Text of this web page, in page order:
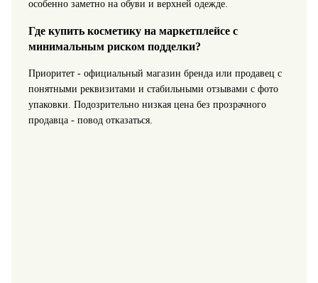
особенно заметно на обуви и верхней одежде.
Где купить косметику на маркетплейсе с
минимальным риском подделки?
Приоритет - официальный магазин бренда или продавец с
понятными реквизитами и стабильными отзывами с фото
упаковки. Подозрительно низкая цена без прозрачного
продавца - повод отказаться.